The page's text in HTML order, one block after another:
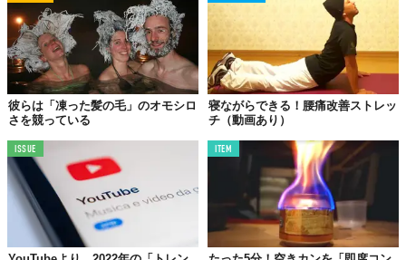
リングに巻きつけていきます。
彼らは「凍った髪の毛」のオモシロ
さを競っている
寝ながらできる！腰痛改善ストレッ
チ（動画あり）
ISSUE ITEM